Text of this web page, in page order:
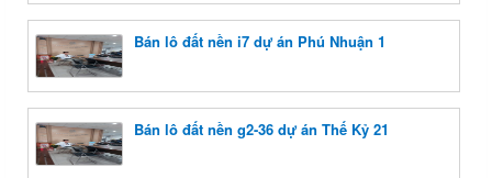
Bán lô đất nền i7 dự án Phú Nhuận 1
Bán lô đất nền g2-36 dự án Thế Kỷ 21